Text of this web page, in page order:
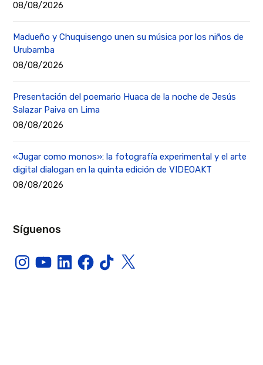
08/08/2026
Madueño y Chuquisengo unen su música por los niños de
Urubamba
08/08/2026
Presentación del poemario Huaca de la noche de Jesús
Salazar Paiva en Lima
08/08/2026
«Jugar como monos»: la fotografía experimental y el arte
digital dialogan en la quinta edición de VIDEOAKT
08/08/2026
Síguenos
InstagramYouTubeLinkedInFacebook
TikTokX